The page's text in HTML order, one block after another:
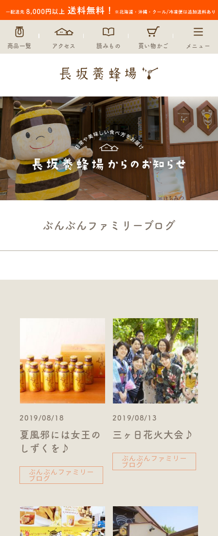
商品一覧 アクセス 読みもの 買い物かご メニュー
ぶんぶんファミリーブログ
2019/08/18
夏風邪には女王の
しずくを♪
ぶんぶんファミリー
ブログ
2019/08/13
三ヶ日花火大会♪
ぶんぶんファミリー
ブログ